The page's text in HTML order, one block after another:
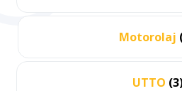
Motorolaj
UTTO